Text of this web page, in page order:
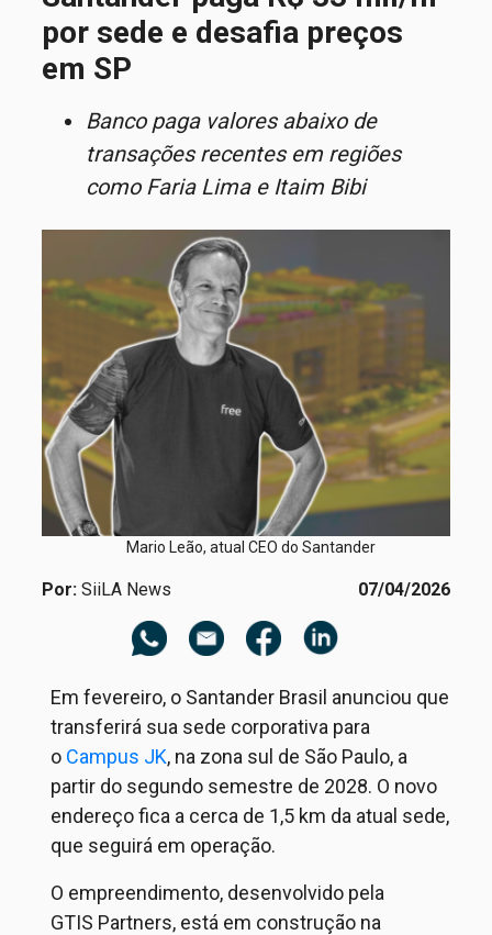
por sede e desafia preços
em SP
Banco pagavaloresabaixo de
transações recentes em regiões
como Faria Lima e Itaim Bibi
Mario Leão, atual CEO do Santander
Por: SiiLA News 07/04/2026
Em fevereiro, o Santander Brasil anunciou que
transferirá sua sede corporativa para
o Campus JK, na zona sul de São Paulo, a
partir do segundo semestre de 2028. O novo
endereço fica a cerca de 1,5 km da atual sede,
que seguirá em operação.
O empreendimento, desenvolvido pela
GTIS Partners, está em construção na